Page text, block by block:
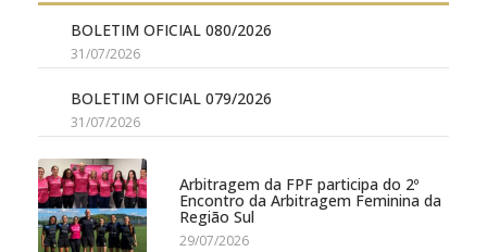
BOLETIM OFICIAL 080/2026
31/07/2026
BOLETIM OFICIAL 079/2026
31/07/2026
Arbitragem da FPF participa do 2º
Encontro da Arbitragem Feminina da
Região Sul
29/07/2026